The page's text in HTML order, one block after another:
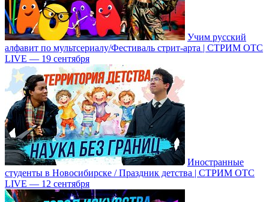
Учим русский
алфавит по мультсериалу/Фестиваль стрит-арта | СТРИМ ОТС
LIVE — 19 сентября
Иностранные
студенты в Новосибирске / Праздник детства | СТРИМ ОТС
LIVE — 12 сентября